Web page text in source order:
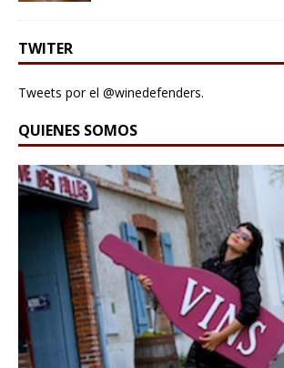
TWITER
Tweets por el @winedefenders.
QUIENES SOMOS